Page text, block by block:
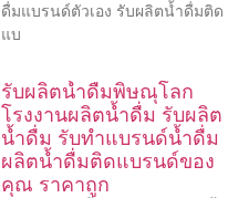
ดื่มแบรนด์ตัวเอง รับผลิตน้ำดื่มติด
แบ
รับผลิตน้ำดื่มพิษณุโลก
โรงงานผลิตน้ำดื่ม รับผลิต
น้ำดื่ม รับทำแบรนด์น้ำดื่ม
ผลิตน้ำดื่มติดแบรนด์ของ
คุณ ราคาถูก